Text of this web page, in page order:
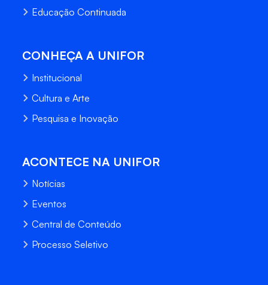
Educação Continuada
CONHEÇA A UNIFOR
Institucional
Cultura e Arte
Pesquisa e Inovação
ACONTECE NA UNIFOR
Notícias
Eventos
Central de Conteúdo
Processo Seletivo